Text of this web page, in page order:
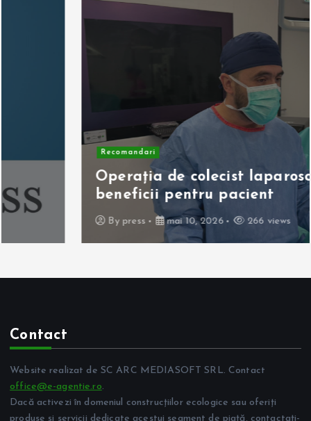
Operația de colecist laparoscopică:
beneficii pentru pacient
mai 10, 2026 266 views
Contact
Website realizat de SC ARC MEDIASOFT SRL. Contact
office@e-agentie.ro.
Dacă activezi în domeniul construcțiilor ecologice sau oferiți
produse și servicii dedicate acestui segment de piață, contactați-